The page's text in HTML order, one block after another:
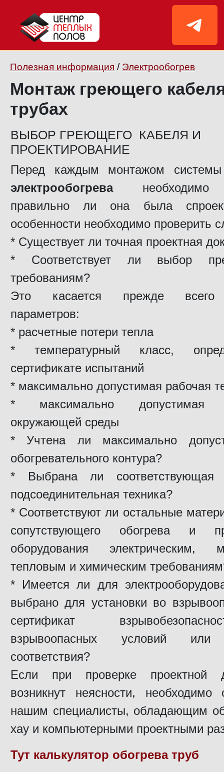
Полезная информация / Электрообогрев
Монтаж греющего
трубах
ВЫБОР ГРЕЮЩЕГО КАБЕЛЯ И
ПРОЕКТИРОВАНИЕ
Перед каждым монтажом
электрообогреванеобходимо
правильно ли она была
особенности необходимо проверить
* Существует ли точная проектная
* Соответствует ли выбор
требованиям?
Это касается прежде всего
параметров:
* расчетные потери тепла
* температурный класс,
сертификате испытаний
* максимально допустимая рабочая
* максимально допустимая
окружающей среды
* Учтена ли максимально
обогревательного контура?
* Выбрана ли соответствующая
подсоединительная техника?
* Соответствуют ли остальные
сопутствующего обогрева и
оборудования электрическим,
тепловым и химическим
* Имеется ли для
выбрано для установки во
сертификат
взрывоопасных условий или
соответствия?
Если при проверке проектной
возникнут неясности, необходимо
нашим специалисты, обладающим
хау и компьютерными проектными
Тут калькулятор обогрева труб